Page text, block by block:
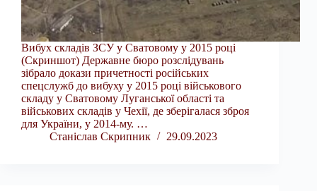
Вибух складів ЗСУ у Сватовому у 2015 році
(Скриншот) Державне бюро розслідувань
зібрало докази причетності російських
спецслужб до вибуху у 2015 році військового
складу у Сватовому Луганської області та
військових складів у Чехії, де зберігалася зброя
для України, у 2014-му. …
Станіслав Скрипник
29.09.2023